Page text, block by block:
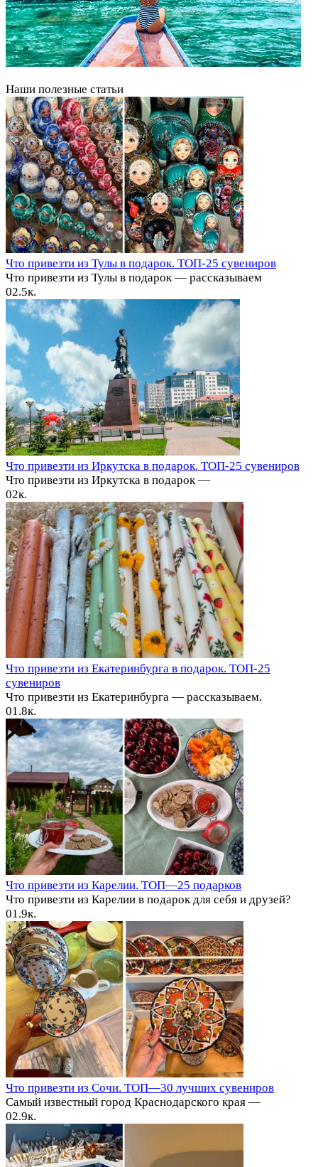
Наши полезные статьи
Что привезти из Тулы в подарок. ТОП-25 сувениров
Что привезти из Тулы в подарок — рассказываем
02.5к.
Что привезти из Иркутска в подарок. ТОП-25 сувениров
Что привезти из Иркутска в подарок —
02к.
Что привезти из Екатеринбурга в подарок. ТОП-25
сувениров
Что привезти из Екатеринбурга — рассказываем.
01.8к.
Что привезти из Карелии. ТОП—25 подарков
Что привезти из Карелии в подарок для себя и друзей?
01.9к.
Что привезти из Сочи. ТОП—30 лучших сувениров
Самый известный город Краснодарского края —
02.9к.